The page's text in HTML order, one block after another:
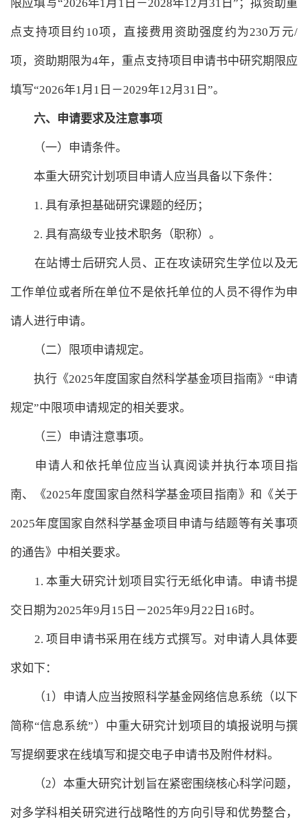
限应填写“2026年1月1日－2028年12月31日”；拟资助重
点支持项目约10项，直接费用资助强度约为230万元/
项，资助期限为4年，重点支持项目申请书中研究期限应
填写“2026年1月1日－2029年12月31日”。
六、申请要求及注意事项
（一）申请条件。
本重大研究计划项目申请人应当具备以下条件：
1. 具有承担基础研究课题的经历；
2. 具有高级专业技术职务（职称）。
在站博士后研究人员、正在攻读研究生学位以及无
工作单位或者所在单位不是依托单位的人员不得作为申
请人进行申请。
（二）限项申请规定。
执行《2025年度国家自然科学基金项目指南》“申请
规定”中限项申请规定的相关要求。
（三）申请注意事项。
申请人和依托单位应当认真阅读并执行本项目指
南、《2025年度国家自然科学基金项目指南》和《关于
2025年度国家自然科学基金项目申请与结题等有关事项
的通告》中相关要求。
1. 本重大研究计划项目实行无纸化申请。申请书提
交日期为2025年9月15日－2025年9月22日16时。
2. 项目申请书采用在线方式撰写。对申请人具体要
求如下：
（1）申请人应当按照科学基金网络信息系统（以下
简称“信息系统”）中重大研究计划项目的填报说明与撰
写提纲要求在线填写和提交电子申请书及附件材料。
（2）本重大研究计划旨在紧密围绕核心科学问题，
对多学科相关研究进行战略性的方向引导和优势整合，